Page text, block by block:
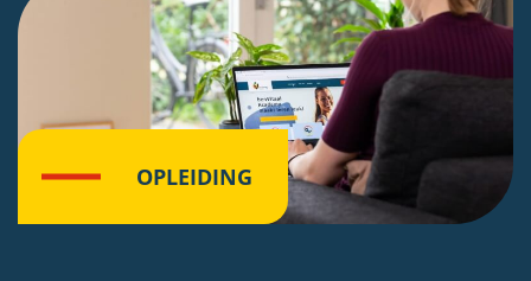
OPLEIDING